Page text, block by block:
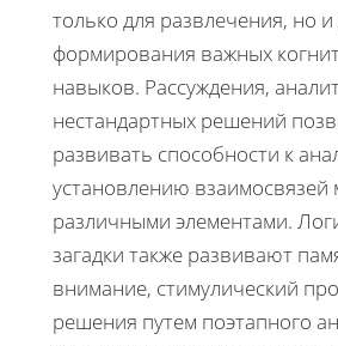
только для развлечения, но и
формирования важных
навыков. Рассуждения,
нестандартных решений
развивать способности к
установлению взаимосвязей
различными элементами.
загадки также развивают
внимание, стимулический
решения путем поэтапного